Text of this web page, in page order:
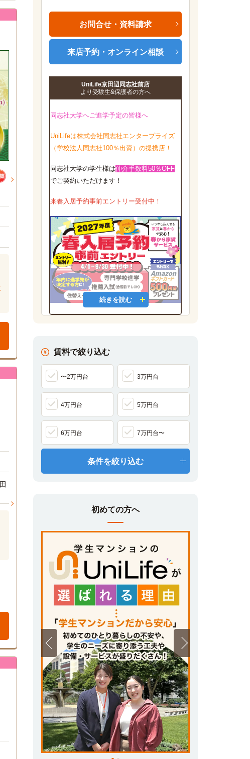
お問合せ・資料請求
来店予約・オンライン相談
UniLife京田辺同志社前店
より受験生&保護者の方へ
同志社大学へご進学予定の皆様へ
UniLifeは株式会社同志社エンタープライズ
（学校法人同志社100％出資）の提携店！
同志社大学の学生様は仲介手数料50％OFF
でご契約いただけます！
来春入居予約事前エントリー受付中！
①今のお部屋から住み替えを考えている方
長いと思っている方
③受験前に良い物件を見つけておきたい方
いち早く良いお部屋に住みたいと思っている
方は下記より事前エントリーください！
https://unilife.co.jp/contents/mailform/yoyakuentry/
動画で分かるUniLifeの学生マンションと
充実のサービス
家具家電付きデザインルーム、オリジナル設
備・サービスについて動画でご紹介！
ユニライフ学生マンションは様々なニー
ズに対応
食事付き、家電家具付き、女子学生専用・女
子専用／女子優先フロア…など、お部屋探し
で迷ったら、学生に高いニーズを誇る設備・
サービスで探してみましょう。
自宅で完結！オンラインお部屋探し
来店不要でお部屋探し・お申し込み・ご契
約。現地に行く前に情報を集めたい方、進学
先の街に行く「費用・手間・時間」を節約し
たい方、引越し・入学まであまり時間が無い
方、自宅から進学先が遠い方…にオススメ！
続きを読む
賃料で絞り込む
〜2万円台 3万円台
4万円台 5万円台
6万円台 7万円台〜
条件を絞り込む
初めての方へ